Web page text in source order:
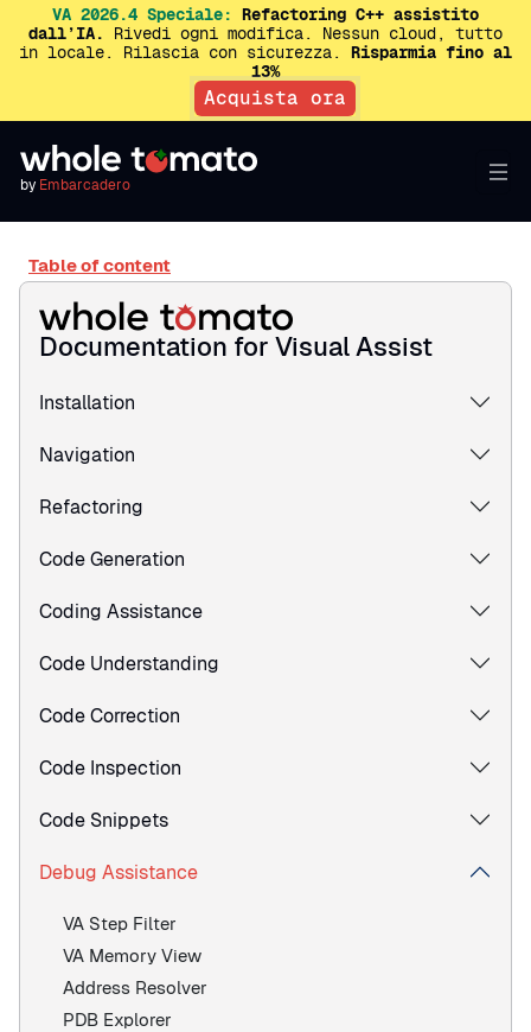
VA 2026.4 Speciale: Refactoring C++ assistito
dall’IA.
Rivedi ogni modifica. Nessun cloud, tutto
in locale. Rilascia con sicurezza. Risparmia fino al
13%
Acquista ora
by Embarcadero
Table of content
Documentation for Visual Assist
Installation
Navigation
Refactoring
Code Generation
Coding Assistance
Code Understanding
Code Correction
Code Inspection
Code Snippets
Debug Assistance
VA Step Filter
VA Memory View
Address Resolver
PDB Explorer